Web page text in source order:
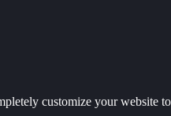
customize your website